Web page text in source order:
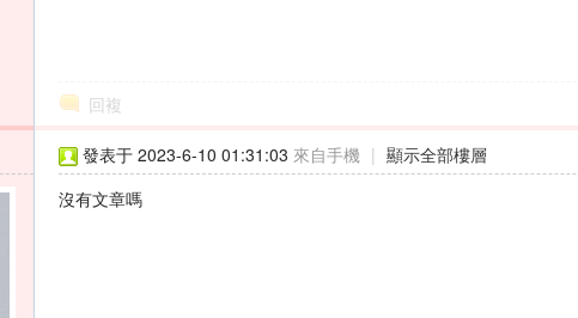
回複
發表于 2023-6-10 01:31:03 來自手機 | 顯示全部樓層
沒有文章嗎